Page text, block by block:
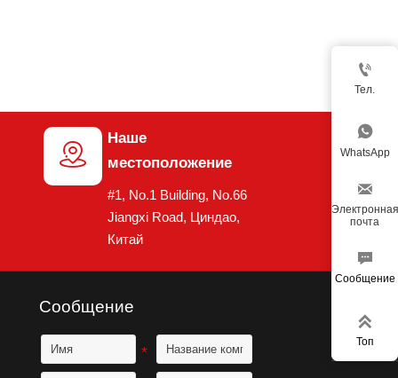

Наше
местоположение
#1, No.1 Building, No.66
Jiangxi Road, Циндао,
Китай
Сообщение

Тел.

WhatsApp

Электронная
почта

Сообщение

Топ